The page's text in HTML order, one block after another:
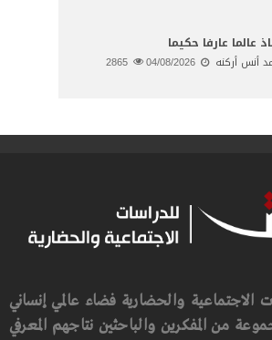
عالما عارفا حكيما
أنس أركنه 04/08/2026
والحضارية فضاء عالمي إنساني
من المفكرين والباحثين نتاجهم المعرفي